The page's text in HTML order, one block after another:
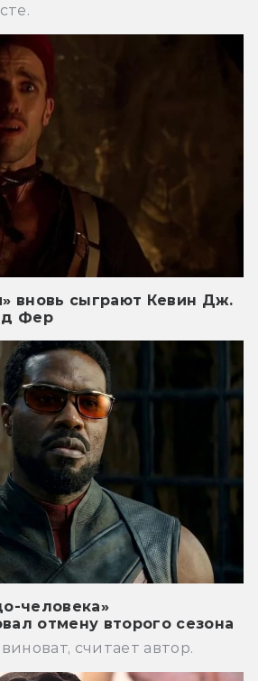
вновь сыграют Кевин Дж.
Фер
человека»
отмену второго сезона
считает автор.